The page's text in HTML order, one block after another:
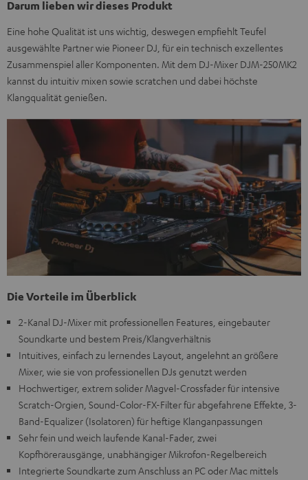
Darum lieben wir dieses Produkt
Eine hohe Qualität ist uns wichtig, deswegen empfiehlt Teufel
ausgewählte Partner wie Pioneer DJ, für ein technisch exzellentes
Zusammenspiel aller Komponenten. Mit dem DJ-Mixer DJM-250MK2
kannst du intuitiv mixen sowie scratchen und dabei höchste
Klangqualität genießen.
Die Vorteile im Überblick
2-Kanal DJ-Mixer mit professionellen Features, eingebauter
Soundkarte und bestem Preis/Klangverhältnis
Intuitives, einfach zu lernendes Layout, angelehnt an größere
Mixer, wie sie von professionellen DJs genutzt werden
Hochwertiger, extrem solider Magvel-Crossfader für intensive
Scratch-Orgien, Sound-Color-FX-Filter für abgefahrene Effekte, 3-
Band-Equalizer (Isolatoren) für heftige Klanganpassungen
Sehr fein und weich laufende Kanal-Fader, zwei
Kopfhörerausgänge, unabhängiger Mikrofon-Regelbereich
Integrierte Soundkarte zum Anschluss an PC oder Mac mittels